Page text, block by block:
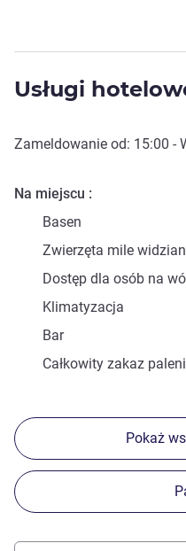
Usługi
Zameldowanie od: 15:00 -
Na miejscu
Basen
Zwierzęta mile
Dostęp dla osób na
Klimatyzacja
Bar
Całkowity zakaz
Pokaż